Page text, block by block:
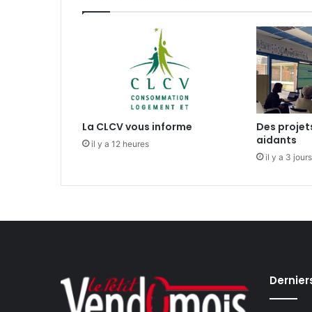
La CLCV vous informe
il y a 12 heures
Des
aidants
il y a 3 jours